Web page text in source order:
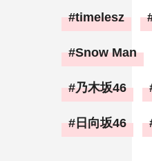
timelesz
Snow Man
乃木坂46
日向坂46